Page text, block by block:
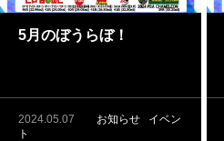
5月のぼうらぼ！
2024.05.07 お知らせ
イベン
ト